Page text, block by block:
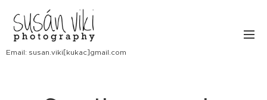
Email: susan.viki[kukac]gmail.com